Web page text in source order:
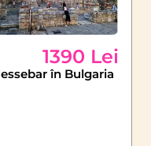
1390 Lei
în Bulgaria